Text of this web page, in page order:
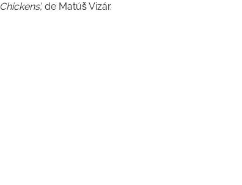
de Matúš Vizár.